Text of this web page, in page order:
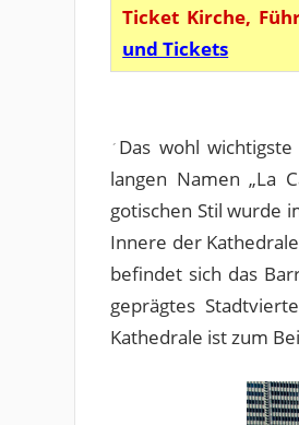
Ticket Kirche,
und Tickets
´ Das wohl
langen Namen „La
gotischen Stil wurde
Innere der
befindet sich das
geprägtes
Kathedrale ist zum